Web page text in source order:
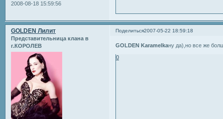
2008-08-18 15:59:56
Поделиться2007-05-22 18:59:18
GOLDEN Лилит
Представительница клана в
г.КОРОЛЕВ
GOLDEN Karamelkaну да),но все же
0